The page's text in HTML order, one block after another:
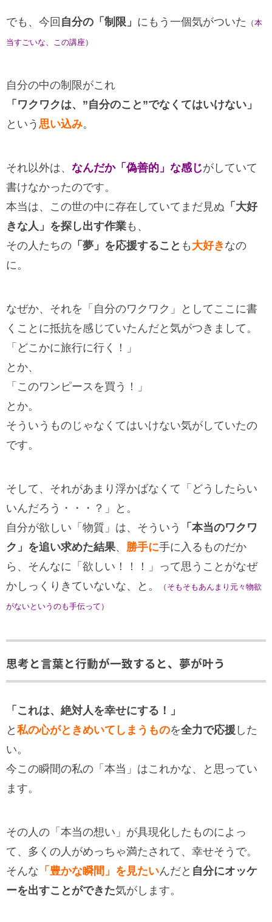
でも、今回 自分の「制限」 にもう一個気がついた （本
当すごいな、この講座）
自分の中の制限がこれ
「ワクワクは、”自分のこと”でなくてはいけない」
という 思い込み。
それ以外は、 なんだか「偽善的」な感じがしていて
書けなかったのです。
本当は、この世の中に存在していてまだ見ぬ 「大好
きな人」を探し出す作業も、
その人たちの 「夢」を応援すること も 大好き なの
に。
なぜか、それを「自分のワクワク」としてここに書
くことに抵抗を感じていたんだと気がつきまして。
「どこかに旅行に行く！」
とか、
「このワンピースを買う！」
とか。
そういうものじゃなくてはいけない気がしていたの
です。
そして、それがあまり浮かばなくて「どうしたらい
いんだろう・・・？」と。
自分が欲しい「物質」は、そういう
「本当のワクワ
ク」を追い求めた結果、 勝手に手に入るものだか
ら、そんなに「欲しい！！！」って思うことがなぜ
かしっくりきていないな、と。
（そもそもあんまり元々物欲
がないというのも手伝って）
思考と言葉と行動が一致すると、夢が叶う
「これは、絶対人を幸せにする！」
と 私の心がときめいてしまうものを全力で応援 した
い。
今この瞬間の私の「本当」はこれかな、と思ってい
ます。
その人の「本当の想い」が具現化したものによっ
て、多くの人がめっちゃ満たされて、幸せそうで。
そんな 「豊かな瞬間」を見たいんだと 自分にオッケ
ーを出すことができた気がします。